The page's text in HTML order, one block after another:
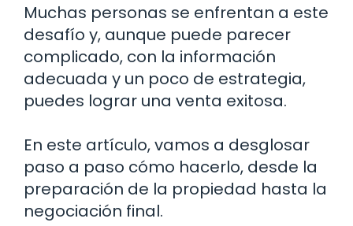
Muchas personas se enfrentan a este
desafío y, aunque puede parecer
complicado, con la información
adecuada y un poco de estrategia,
puedes lograr una venta exitosa.
En este artículo, vamos a desglosar
paso a paso cómo hacerlo, desde la
preparación de la propiedad hasta la
negociación final.